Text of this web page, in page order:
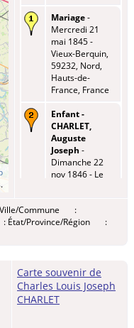
Mariage-
Mercredi 21
mai 1845 -
Vieux-Berquin,
59232, Nord,
Hauts-de-
France, France
Enfant -
CHARLET,
Auguste
Joseph -
Dimanche 22
nov 1846 - Le
Hauts-de-
France, France
Baptiste
Joseph- Jeudi
12 déc 1850 -
Merville, 59660,
Commune
:
: État/Province/Région
:
Carte souvenir de
Charles Louis Joseph
CHARLET